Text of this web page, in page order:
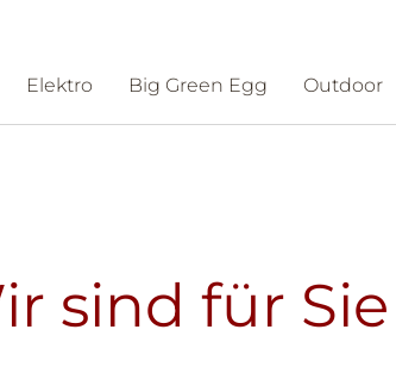
Elektro Big Green Egg Outdoor
sind für